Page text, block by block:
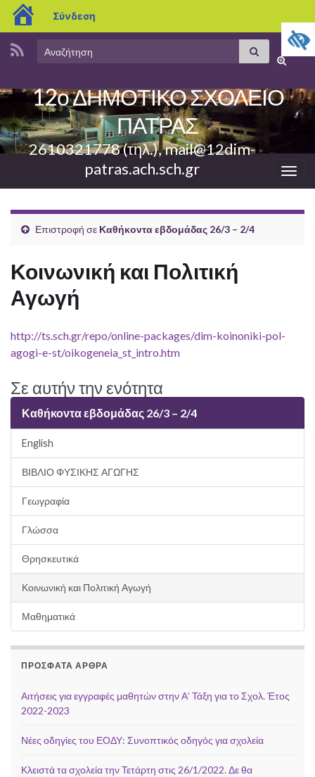
blogs.sch.gr
Σύνδεση
Search
Αναζήτηση
12ο ΔΗΜΟΤΙΚΟ ΣΧΟΛΕΙΟ
ΠΑΤΡΑΣ
2610321778 (τηλ.), mail@12dim-
patras.ach.sch.gr
Επιστροφή σε Καθήκοντα εβδομάδας 26/3 – 2/4
Κοινωνική και Πολιτική
Αγωγή
http://ts.sch.gr/repo/online-packages/dim-koinoniki-pol-
agogi-e-st/oikogeneia_st_intro.htm
Σε αυτήν την ενότητα
Καθήκοντα εβδομάδας 26/3 – 2/4
English
ΒΙΒΛΙΟ ΦΥΣΙΚΗΣ ΑΓΩΓΗΣ
Γεωγραφία
Γλώσσα
Θρησκευτικά
Κοινωνική και Πολιτική Αγωγή
Μαθηματικά
ΠΡΌΣΦΑΤΑ ΆΡΘΡΑ
Αιτήσεις για εγγραφές μαθητών στην Α’ Τάξη για το Σχολ. Έτος
2022-2023
Νέες οδηγίες του ΕΟΔΥ: Συνοπτικός οδηγός για σχολεία
Κλειστά τα σχολεία την Τετάρτη στις 26/1/2022. Δε θα